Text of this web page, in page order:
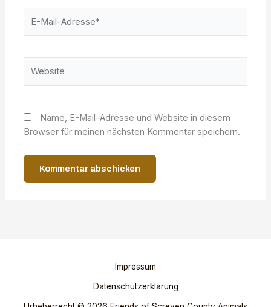
Mail-
Name, E-Mail-Adresse und Website in diesem
Browser für meinen nächsten Kommentar speichern.
Impressum
Datenschutzerklärung